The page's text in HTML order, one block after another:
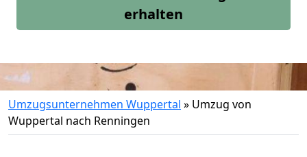
erhalten
Umzugsunternehmen Wuppertal » Umzug von
Wuppertal nach Renningen